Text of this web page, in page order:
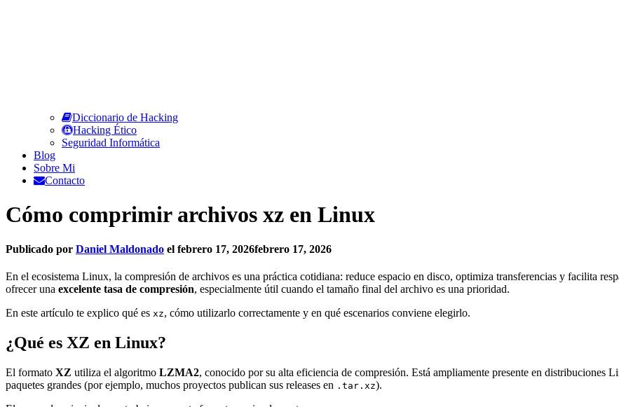
Diccionario de Hacking
Hacking Ético
Seguridad Informática
Blog
Sobre Mi
Contacto
Cómo comprimir archivos xz en Linux
Publicado por Daniel Maldonado el febrero 17, 2026febrero 17, 2026
En el ecosistema Linux, la compresión de archivos es una práctica cotidiana: reduce espacio en disco, optimiza transferencias y facilita
ofrecer una excelente tasa de compresión, especialmente útil cuando el tamaño final del archivo es una prioridad.
En este artículo te explico qué es xz, cómo utilizarlo correctamente y en qué escenarios conviene elegirlo.
¿Qué es XZ en Linux?
El formato XZ utiliza el algoritmo LZMA2, conocido por su alta eficiencia de compresión. Está ampliamente presente en distribuciones
paquetes grandes (por ejemplo, muchos proyectos publican sus releases en .tar.xz).